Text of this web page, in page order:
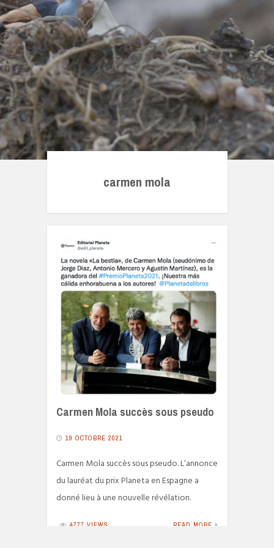
carmen mola
Carmen Mola succès sous pseudo
19 OCTOBRE 2021
Carmen Mola succès sous pseudo. L’annonce
du lauréat du prix Planeta en Espagne a
donné lieu à une nouvelle révélation.
4777 VIEWS READ MORE